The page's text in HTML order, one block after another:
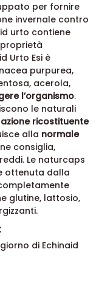
per fornire
invernale contro
urto contiene
Urto Esi è
purpurea,
acerola,
l’organismo.
le naturali
azione ricostituente
alla normale
ne consiglia,
Le naturcaps
ottenuta dalla
glutine, lattosio,
di Echinaid